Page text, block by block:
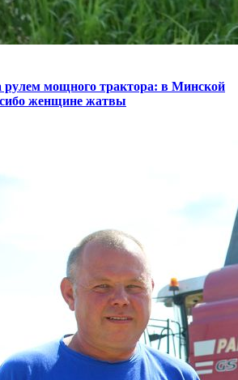
мощного трактора: в Минской
женщине жатвы